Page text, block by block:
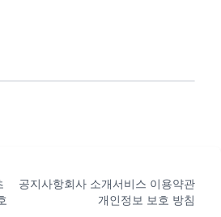
공지사항회사 소개서비스 이용약관
개인정보 보호 방침